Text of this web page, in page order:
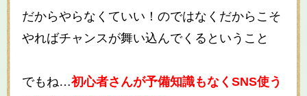
だからやらなくていい！のではなくだからこそ
やればチャンスが舞い込んでくるということ
でもね…初心者さんが予備知識もなくSNS使う